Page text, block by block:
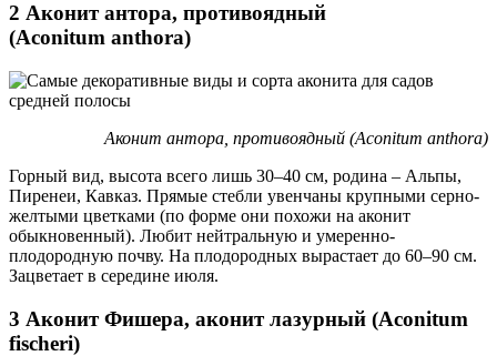
2 Аконит антора, противоядный
(Aconitum anthora)
Аконит антора, противоядный (Aconitum anthora)
Горный вид, высота всего лишь 30–40 см, родина – Альпы,
Пиренеи, Кавказ. Прямые стебли увенчаны крупными серно-
желтыми цветками (по форме они похожи на аконит
обыкновенный). Любит нейтральную и умеренно-
плодородную почву. На плодородных вырастает до 60–90 см.
Зацветает в середине июля.
3 Аконит Фишера, аконит лазурный (Aconitum
fischeri)